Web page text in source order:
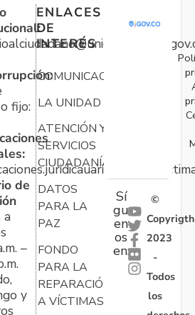
fijo:
de
a
–
y
ENLACES
DE
INTERÉS
COMUNICACIONES
LA UNIDAD
ATENCIÓN Y
SERVICIOS
CIUDADANÍA
DATOS
PARA LA
PAZ
FONDO
PARA LA
REPARACIÓN
A VÍCTIMAS
Sí
gu
en
os
en:
©
Copyrigth
2023
-
Todos
los